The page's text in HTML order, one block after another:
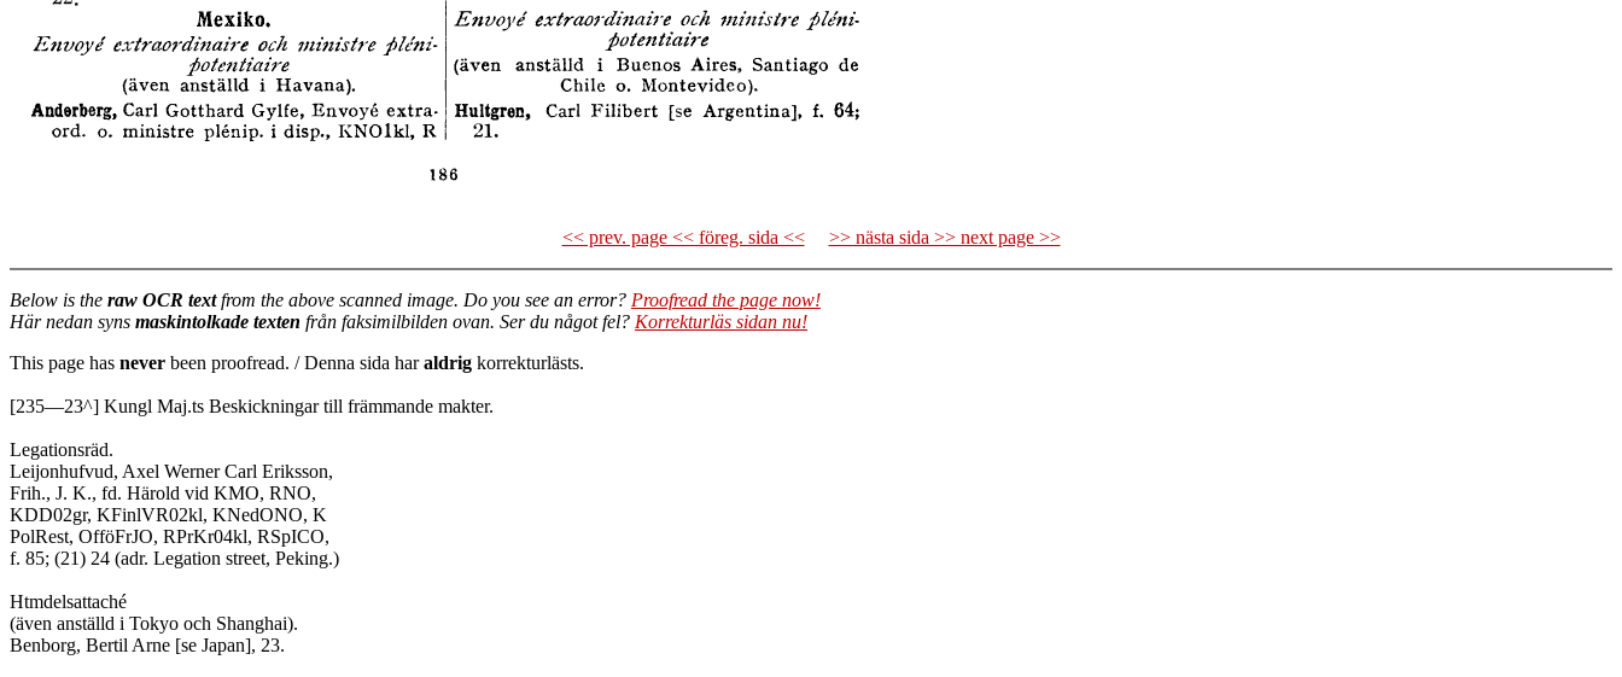
<< prev. page << föreg. sida << >> nästa sida >> next page >>
Below is the raw OCR textfrom the above scanned image. Do you see an error? Proofread the page now!
Här nedan syns maskintolkade texten från faksimilbilden ovan. Ser du något fel? Korrekturläs sidan nu!
This page has never been proofread. / Denna sida haraldrig korrekturlästs.
[235—23^] Kungl Maj.ts Beskickningar till främmande makter.
Legationsräd.
Leijonhufvud, Axel Werner Carl Eriksson,
Frih., J. K., fd. Härold vid KMO, RNO,
KDD02gr, KFinlVR02kl, KNedONO, K
PolRest, OfföFrJO, RPrKr04kl, RSpICO,
f. 85; (21) 24 (adr. Legation street, Peking.)
Htmdelsattaché
(även anställd i Tokyo och Shanghai).
Benborg, Bertil Arne [se Japan], 23.